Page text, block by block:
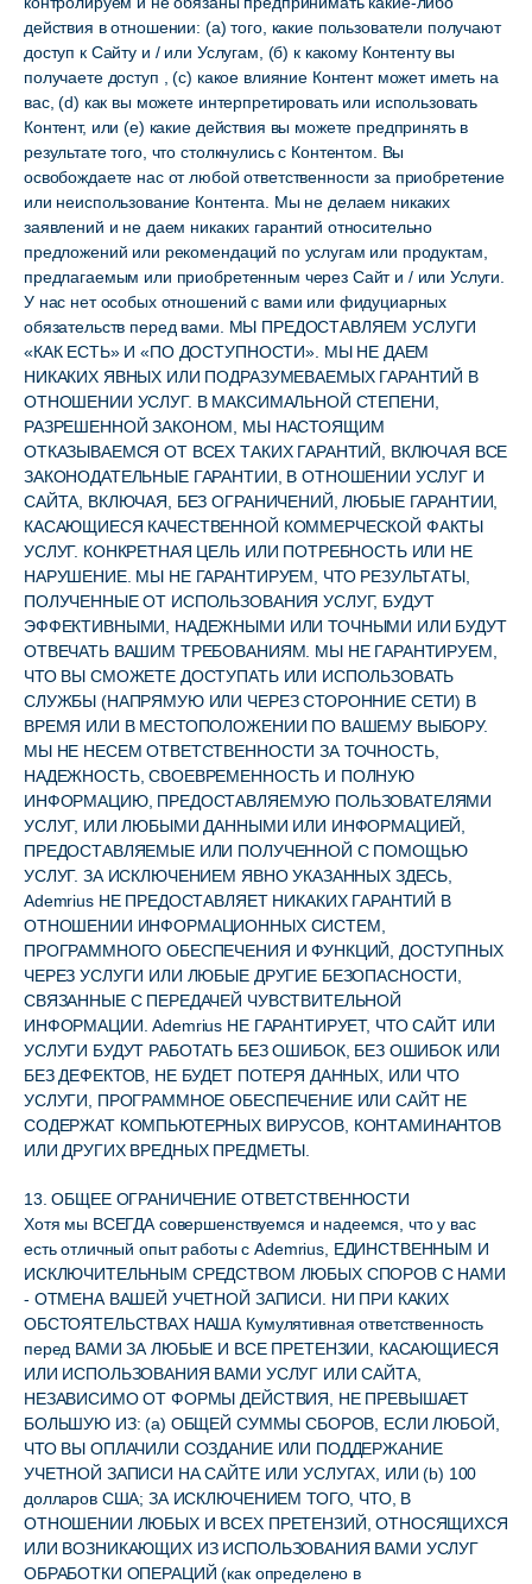
действия в отношении: (а) того, какие пользователи получают
доступ к Сайту и / или Услугам, (б) к какому Контенту вы
получаете доступ , (c) какое влияние Контент может иметь на
вас, (d) как вы можете интерпретировать или использовать
Контент, или (e) какие действия вы можете предпринять в
результате того, что столкнулись с Контентом. Вы
освобождаете нас от любой ответственности за приобретение
или неиспользование Контента. Мы не делаем никаких
заявлений и не даем никаких гарантий относительно
предложений или рекомендаций по услугам или продуктам,
предлагаемым или приобретенным через Сайт и / или Услуги.
У нас нет особых отношений с вами или фидуциарных
обязательств перед вами. МЫ ПРЕДОСТАВЛЯЕМ УСЛУГИ
«КАК ЕСТЬ» И «ПО ДОСТУПНОСТИ». МЫ НЕ ДАЕМ
НИКАКИХ ЯВНЫХ ИЛИ ПОДРАЗУМЕВАЕМЫХ ГАРАНТИЙ В
ОТНОШЕНИИ УСЛУГ. В МАКСИМАЛЬНОЙ СТЕПЕНИ,
РАЗРЕШЕННОЙ ЗАКОНОМ, МЫ НАСТОЯЩИМ
ОТКАЗЫВАЕМСЯ ОТ ВСЕХ ТАКИХ ГАРАНТИЙ, ВКЛЮЧАЯ ВСЕ
ЗАКОНОДАТЕЛЬНЫЕ ГАРАНТИИ, В ОТНОШЕНИИ УСЛУГ И
САЙТА, ​​ВКЛЮЧАЯ, БЕЗ ОГРАНИЧЕНИЙ, ЛЮБЫЕ ГАРАНТИИ,
КАСАЮЩИЕСЯ КАЧЕСТВЕННОЙ КОММЕРЧЕСКОЙ ФАКТЫ
УСЛУГ. КОНКРЕТНАЯ ЦЕЛЬ ИЛИ ПОТРЕБНОСТЬ ИЛИ НЕ
НАРУШЕНИЕ. МЫ НЕ ГАРАНТИРУЕМ, ЧТО РЕЗУЛЬТАТЫ,
ПОЛУЧЕННЫЕ ОТ ИСПОЛЬЗОВАНИЯ УСЛУГ, БУДУТ
ЭФФЕКТИВНЫМИ, НАДЕЖНЫМИ ИЛИ ТОЧНЫМИ ИЛИ БУДУТ
ОТВЕЧАТЬ ВАШИМ ТРЕБОВАНИЯМ. МЫ НЕ ГАРАНТИРУЕМ,
ЧТО ВЫ СМОЖЕТЕ ДОСТУПАТЬ ИЛИ ИСПОЛЬЗОВАТЬ
СЛУЖБЫ (НАПРЯМУЮ ИЛИ ЧЕРЕЗ СТОРОННИЕ СЕТИ) В
ВРЕМЯ ИЛИ В МЕСТОПОЛОЖЕНИИ ПО ВАШЕМУ ВЫБОРУ.
МЫ НЕ НЕСЕМ ОТВЕТСТВЕННОСТИ ЗА ТОЧНОСТЬ,
НАДЕЖНОСТЬ, СВОЕВРЕМЕННОСТЬ И ПОЛНУЮ
ИНФОРМАЦИЮ, ПРЕДОСТАВЛЯЕМУЮ ПОЛЬЗОВАТЕЛЯМИ
УСЛУГ, ИЛИ ЛЮБЫМИ ДАННЫМИ ИЛИ ИНФОРМАЦИЕЙ,
ПРЕДОСТАВЛЯЕМЫЕ ИЛИ ПОЛУЧЕННОЙ С ПОМОЩЬЮ
УСЛУГ. ЗА ИСКЛЮЧЕНИЕМ ЯВНО УКАЗАННЫХ ЗДЕСЬ,
Ademrius НЕ ПРЕДОСТАВЛЯЕТ НИКАКИХ ГАРАНТИЙ В
ОТНОШЕНИИ ИНФОРМАЦИОННЫХ СИСТЕМ,
ПРОГРАММНОГО ОБЕСПЕЧЕНИЯ И ФУНКЦИЙ, ДОСТУПНЫХ
ЧЕРЕЗ УСЛУГИ ИЛИ ЛЮБЫЕ ДРУГИЕ БЕЗОПАСНОСТИ,
СВЯЗАННЫЕ С ПЕРЕДАЧЕЙ ЧУВСТВИТЕЛЬНОЙ
ИНФОРМАЦИИ. Ademrius НЕ ГАРАНТИРУЕТ, ЧТО САЙТ ИЛИ
УСЛУГИ БУДУТ РАБОТАТЬ БЕЗ ОШИБОК, БЕЗ ОШИБОК ИЛИ
БЕЗ ДЕФЕКТОВ, НЕ БУДЕТ ПОТЕРЯ ДАННЫХ, ИЛИ ЧТО
УСЛУГИ, ПРОГРАММНОЕ ОБЕСПЕЧЕНИЕ ИЛИ САЙТ НЕ
СОДЕРЖАТ КОМПЬЮТЕРНЫХ ВИРУСОВ, КОНТАМИНАНТОВ
ИЛИ ДРУГИХ ВРЕДНЫХ ПРЕДМЕТЫ.
13. ОБЩЕЕ ОГРАНИЧЕНИЕ ОТВЕТСТВЕННОСТИ
Хотя мы ВСЕГДА совершенствуемся и надеемся, что у вас
есть отличный опыт работы с Ademrius, ЕДИНСТВЕННЫМ И
ИСКЛЮЧИТЕЛЬНЫМ СРЕДСТВОМ ЛЮБЫХ СПОРОВ С НАМИ
- ОТМЕНА ВАШЕЙ УЧЕТНОЙ ЗАПИСИ. НИ ПРИ КАКИХ
ОБСТОЯТЕЛЬСТВАХ НАША Кумулятивная ответственность
перед ВАМИ ЗА ЛЮБЫЕ И ВСЕ ПРЕТЕНЗИИ, КАСАЮЩИЕСЯ
ИЛИ ИСПОЛЬЗОВАНИЯ ВАМИ УСЛУГ ИЛИ САЙТА, ​​
НЕЗАВИСИМО ОТ ФОРМЫ ДЕЙСТВИЯ, НЕ ПРЕВЫШАЕТ
БОЛЬШУЮ ИЗ: (a) ОБЩЕЙ СУММЫ СБОРОВ, ЕСЛИ ЛЮБОЙ,
ЧТО ВЫ ОПЛАЧИЛИ СОЗДАНИЕ ИЛИ ПОДДЕРЖАНИЕ
УЧЕТНОЙ ЗАПИСИ НА САЙТЕ ИЛИ УСЛУГАХ, ИЛИ (b) 100
долларов США; ЗА ИСКЛЮЧЕНИЕМ ТОГО, ЧТО, В
ОТНОШЕНИИ ЛЮБЫХ И ВСЕХ ПРЕТЕНЗИЙ, ОТНОСЯЩИХСЯ
ИЛИ ВОЗНИКАЮЩИХ ИЗ ИСПОЛЬЗОВАНИЯ ВАМИ УСЛУГ
ОБРАБОТКИ ОПЕРАЦИЙ (как определено в